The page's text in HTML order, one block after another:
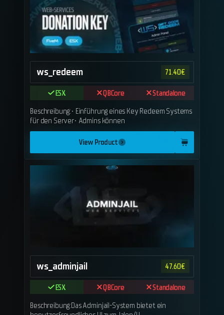
ws_redeem 71.40€
ESX QBCore
Standalone
Beschreibung:• Einführung eines Key Redeem Systems
für den Server• Admins können
View Product
ws_adminjail 47.60€
ESX QBCore
Standalone
Beschreibung:Das Adminjail-System bietet ein